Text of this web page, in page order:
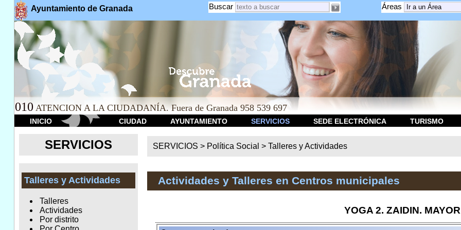
Ayuntamiento de Granada Áreas
Buscar
010 ATENCION A LA CIUDADANÍA. Fuera de Granada 958 539 697
INICIO CIUDAD AYUNTAMIENTO SERVICIOS SEDE ELECTRÓNICA TURISMO
SERVICIOS
Talleres y Actividades
Talleres
Actividades
Por distrito
SERVICIOS > Política Social >Talleres y Actividades
Actividades y Talleres en Centros municipales
YOGA 2. ZAIDIN.